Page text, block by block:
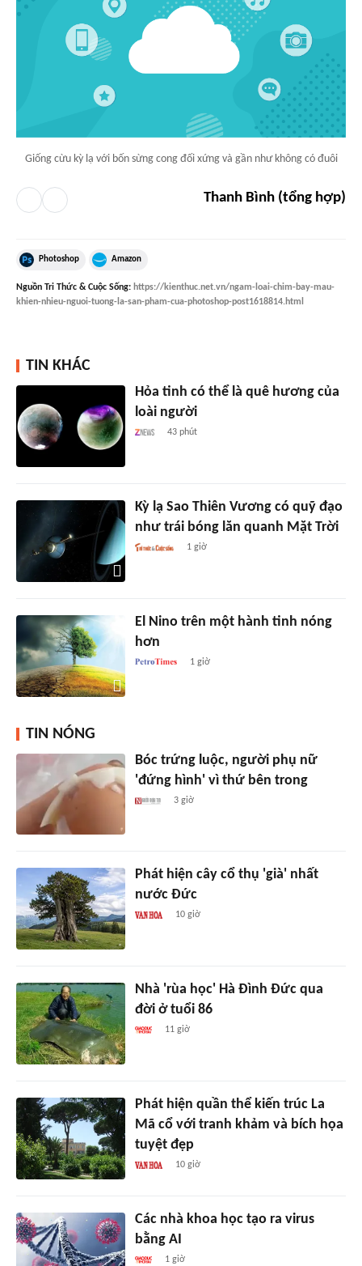
Giống cừu kỳ lạ với bốn sừng cong đối xứng và gần như không có đuôi
Thanh Bình (tổng hợp)
Photoshop Amazon
Nguồn Tri Thức & Cuộc Sống: https://kienthuc.net.vn/ngam-loai-chim-bay-mau-
khien-nhieu-nguoi-tuong-la-san-pham-cua-photoshop-post1618814.html
TIN KHÁC
Hỏa tinh có thể là quê hương của
loài người
43 phút
Kỳ lạ Sao Thiên Vương có quỹ đạo
như trái bóng lăn quanh Mặt Trời
1 giờ
El Nino trên một hành tinh nóng
hơn
1 giờ
TIN NÓNG
Bóc trứng luộc, người phụ nữ
'đứng hình' vì thứ bên trong
3 giờ
Phát hiện cây cổ thụ 'già' nhất
nước Đức
10 giờ
Nhà 'rùa học' Hà Đình Đức qua
đời ở tuổi 86
11 giờ
Phát hiện quần thể kiến trúc La
Mã cổ với tranh khảm và bích họa
tuyệt đẹp
10 giờ
Các nhà khoa học tạo ra virus
bằng AI
1 giờ